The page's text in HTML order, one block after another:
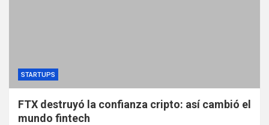
STARTUPS
FTX destruyó la confianza cripto: así cambió el
mundo fintech